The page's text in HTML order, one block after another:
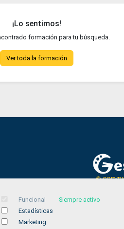
¡Lo sentimos!
formación para tu búsqueda.
Ver toda la formación
©
Funcional
Siempre activo
Estadísticas
Marketing